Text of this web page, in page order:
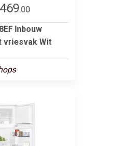
.00
Inbouw
vriesvak Wit